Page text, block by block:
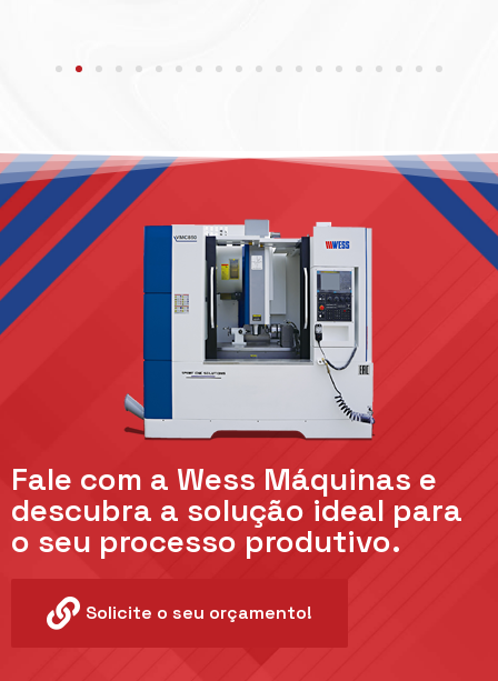
Fale com a Wess Máquinas e
descubra a solução ideal para
o seu processo produtivo.
Solicite o seu orçamento!